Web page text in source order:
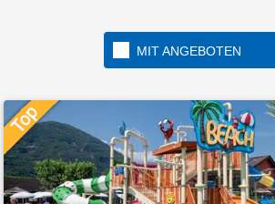
MIT ANGEBOTEN